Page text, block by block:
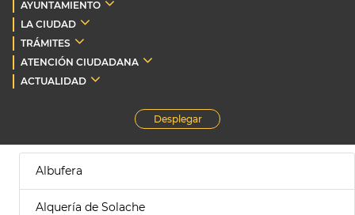
AYUNTAMIENTO
LA CIUDAD
TRÁMITES
ATENCIÓN CIUDADANA
ACTUALIDAD
Desplegar
Albufera
Alquería de Solache